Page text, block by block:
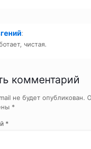
:
чистая.
комментарий
не будет опубликован.
*
*